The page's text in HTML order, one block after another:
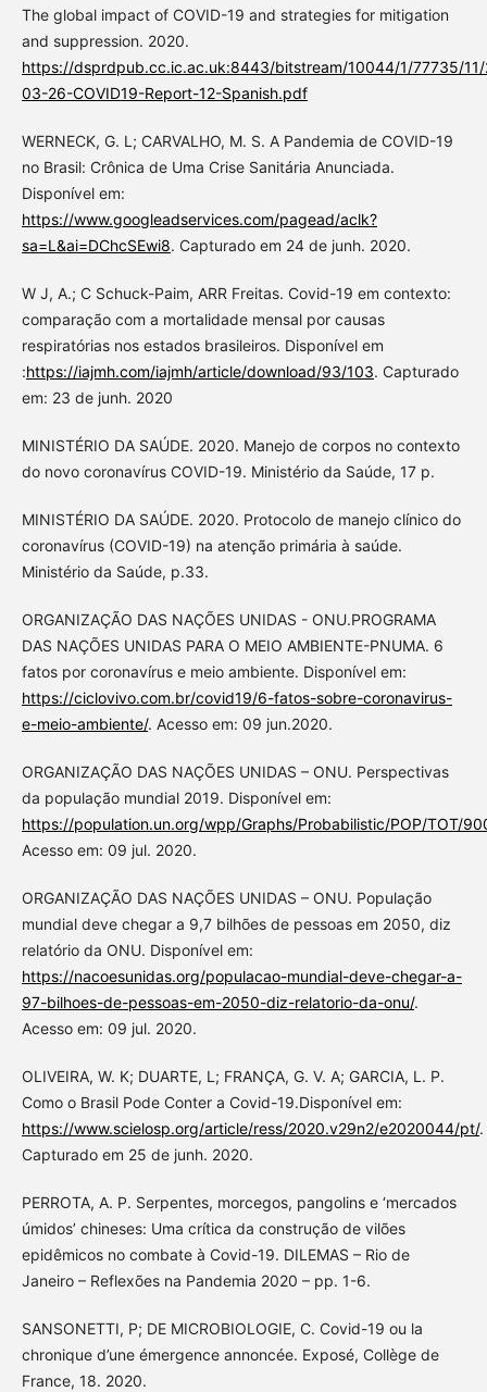
The global impact of COVID-19 and strategies for mitigation
and suppression. 2020.
https://dsprdpub.cc.ic.ac.uk:8443/bitstream/10044/1/77735/
03-26-COVID19-Report-12-Spanish.pdf
WERNECK, G. L; CARVALHO, M. S. A Pandemia de COVID-19
no Brasil: Crônica de Uma Crise Sanitária Anunciada.
Disponível em:
https://www.googleadservices.com/pagead/aclk?
sa=L&ai=DChcSEwi8. Capturado em 24 de junh. 2020.
W J, A.; C Schuck-Paim, ARR Freitas. Covid-19 em contexto:
comparação com a mortalidade mensal por causas
respiratórias nos estados brasileiros. Disponível em
:https://iajmh.com/iajmh/article/download/93/103. Capturado
em: 23 de junh. 2020
MINISTÉRIO DA SAÚDE. 2020. Manejo de corpos no contexto
do novo coronavírus COVID-19. Ministério da Saúde, 17 p.
MINISTÉRIO DA SAÚDE. 2020. Protocolo de manejo clínico do
coronavírus (COVID-19) na atenção primária à saúde.
Ministério da Saúde, p.33.
ORGANIZAÇÃO DAS NAÇÕES UNIDAS - ONU.PROGRAMA
DAS NAÇÕES UNIDAS PARA O MEIO AMBIENTE-PNUMA. 6
fatos por coronavírus e meio ambiente. Disponível em:
https://ciclovivo.com.br/covid19/6-fatos-sobre-coronavirus-
e-meio-ambiente/. Acesso em: 09 jun.2020.
ORGANIZAÇÃO DAS NAÇÕES UNIDAS – ONU. Perspectivas
da população mundial 2019. Disponível em:
https://population.un.org/wpp/Graphs/Probabilistic/POP/TOT/
Acesso em: 09 jul. 2020.
ORGANIZAÇÃO DAS NAÇÕES UNIDAS – ONU. População
mundial deve chegar a 9,7 bilhões de pessoas em 2050, diz
relatório da ONU. Disponível em:
https://nacoesunidas.org/populacao-mundial-deve-chegar-a-
97-bilhoes-de-pessoas-em-2050-diz-relatorio-da-onu/.
Acesso em: 09 jul. 2020.
OLIVEIRA, W. K; DUARTE, L; FRANÇA, G. V. A; GARCIA, L. P.
Como o Brasil Pode Conter a Covid-19.Disponível em:
https://www.scielosp.org/article/ress/2020.v29n2/e2020044/pt/.
Capturado em 25 de junh. 2020.
PERROTA, A. P. Serpentes, morcegos, pangolins e ‘mercados
úmidos’ chineses: Uma crítica da construção de vilões
epidêmicos no combate à Covid-19. DILEMAS – Rio de
Janeiro – Reflexões na Pandemia 2020 – pp. 1-6.
SANSONETTI, P; DE MICROBIOLOGIE, C. Covid-19 ou la
chronique d’une émergence annoncée. Exposé, Collège de
France, 18. 2020.